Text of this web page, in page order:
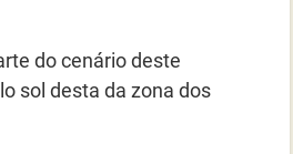
do cenário deste
sol desta da zona dos